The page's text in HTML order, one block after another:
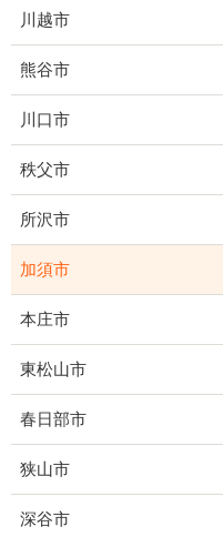
川越市
熊谷市
川口市
秩父市
所沢市
加須市
本庄市
東松山市
春日部市
狭山市
深谷市